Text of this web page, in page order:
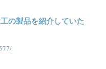
の製品を紹介していた